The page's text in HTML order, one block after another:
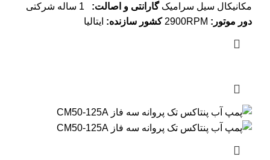
مکانیکال سیل سرامیکگارانتی و اصالت:
دور موتور : کشور سازنده: ایتالیا